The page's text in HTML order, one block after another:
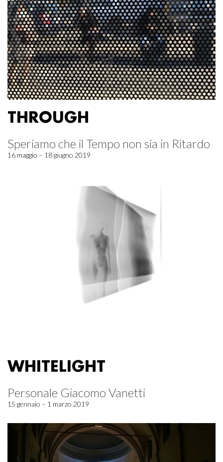
THROUGH
Speriamo che il Tempo non sia in Ritardo
16 maggio – 18 giugno 2019
WHITELIGHT
Personale Giacomo Vanetti
15 gennaio – 1 marzo 2019